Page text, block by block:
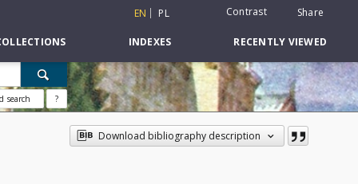
EN PL Contrast Share
INDEXES RECENTLY VIEWED
search ?
Download bibliography description